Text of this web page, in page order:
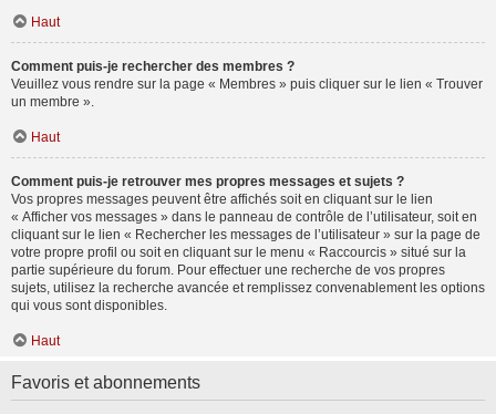
Haut
Comment puis-je rechercher des membres ?
Veuillez vous rendre sur la page « Membres » puis cliquer sur le lien « Trouver
un membre ».
Haut
Comment puis-je retrouver mes propres messages et sujets ?
Vos propres messages peuvent être affichés soit en cliquant sur le lien
« Afficher vos messages » dans le panneau de contrôle de l’utilisateur, soit en
cliquant sur le lien « Rechercher les messages de l’utilisateur » sur la page de
votre propre profil ou soit en cliquant sur le menu « Raccourcis » situé sur la
partie supérieure du forum. Pour effectuer une recherche de vos propres
sujets, utilisez la recherche avancée et remplissez convenablement les options
qui vous sont disponibles.
Haut
Favoris et abonnements